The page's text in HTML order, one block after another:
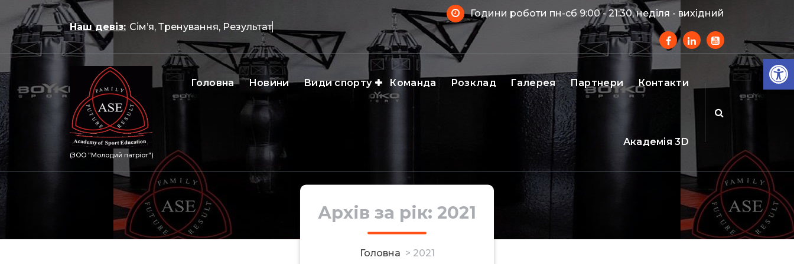
Перейти
контенту
Наш девіз: Сім’я, Тренування, Результа
Години роботи пн-сб 9:00 - 21:30, неділя - вихідний
(ЗОО "Молодий патріот")
Головна Новини Види спорту Команда Розклад Галерея Партнери Контакти
Академія 3D
Архів за рік: 2021
Головна > 2021